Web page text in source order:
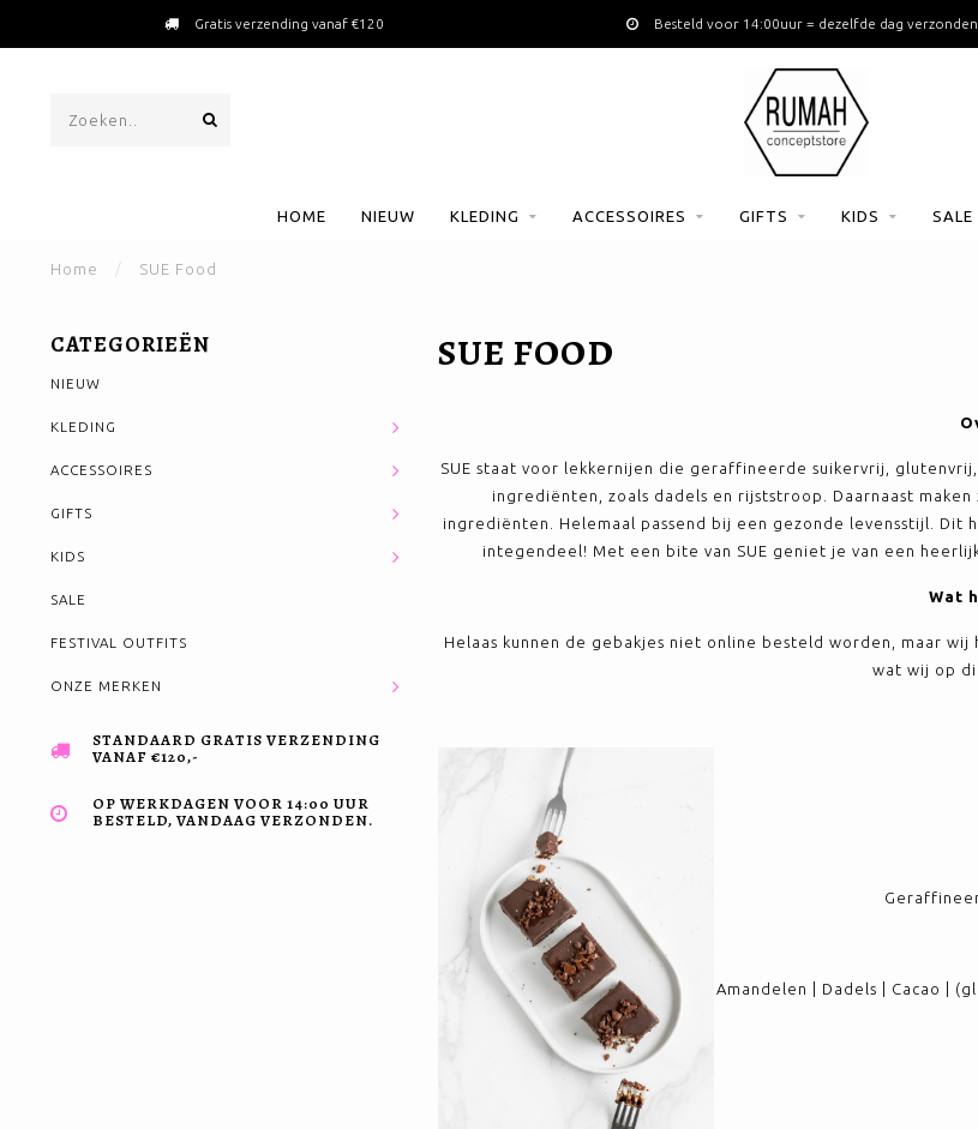
Gratis verzending vanaf €120 Besteld voor 14:00uur = dezelfde dag verzonden
HOME NIEUW KLEDING ACCESSOIRES GIFTS KIDS SALE
Home / SUE Food
CATEGORIEËN
NIEUW
KLEDING
ACCESSOIRES
GIFTS
KIDS
SALE
FESTIVAL OUTFITS
ONZE MERKEN
STANDAARD GRATIS VERZENDING
VANAF €120,-
OP WERKDAGEN VOOR 14:00 UUR
BESTELD, VANDAAG VERZONDEN.
SUE FOOD
SUE staat voor lekkernijen die geraffineerde suikervrij,
ingrediënten, zoals dadels en rijststroop. Daarnaast
ingrediënten. Helemaal passend bij een gezonde levensstijl.
integendeel! Met een bite van SUE geniet je van een
Wat
Helaas kunnen de gebakjes niet online besteld worden, maar
wat wij op
Amandelen | Dadels | Cacao |